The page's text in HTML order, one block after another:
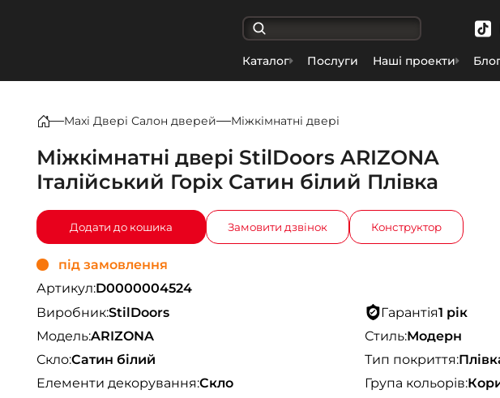
Каталог Послуги Наші проекти
Maxi Двері Салон дверей Міжкімнатні двері
Міжкімнатні двері StilDoors ARIZONA
Італійський Горіх Сатин білий Плівка
Додати до кошика Замовити дзвінок Конструктор
під замовлення
Артикул:D0000004524
Виробник:StilDoors Гарантія1 рік
Модель:ARIZONA Стиль:Модерн
Скло:Сатин білий Тип покриття:
Елементи декорування:Скло Група кольорів: